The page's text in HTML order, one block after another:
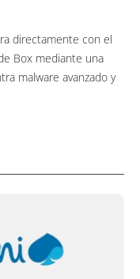
directamente con el
Box mediante una
malware avanzado y